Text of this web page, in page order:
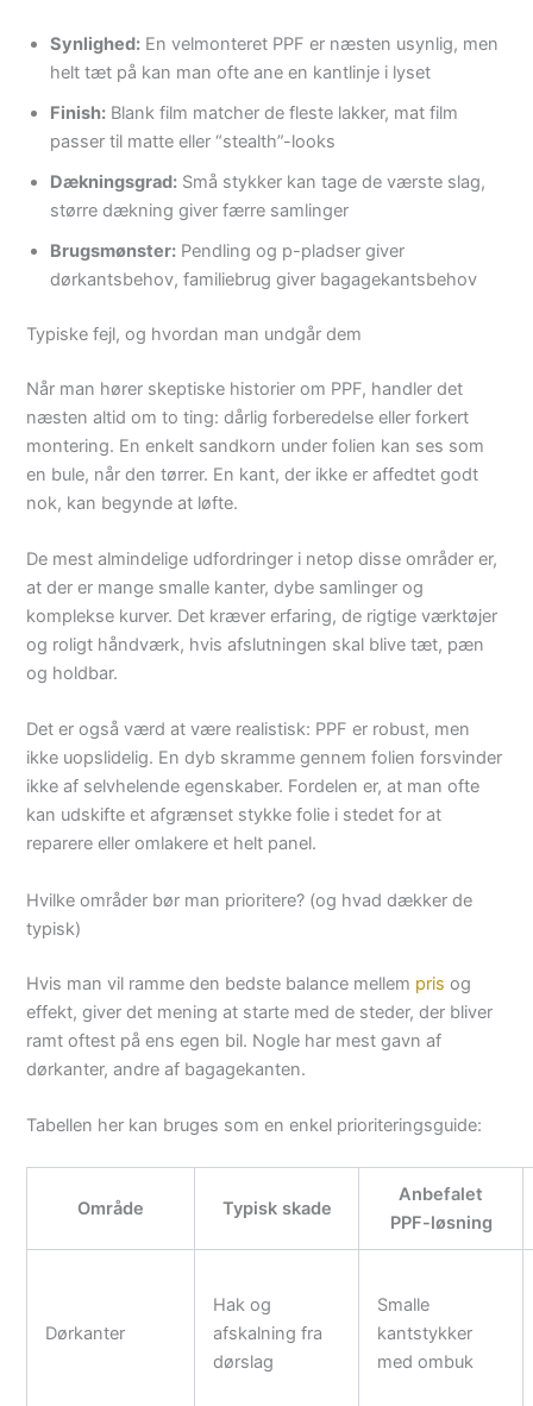
Synlighed: En velmonteret PPF er næsten usynlig, men
helt tæt på kan man ofte ane en kantlinje i lyset
Finish: Blank film matcher de fleste lakker, mat film
passer til matte eller “stealth”-looks
Dækningsgrad: Små stykker kan tage de værste slag,
større dækning giver færre samlinger
Brugsmønster: Pendling og p-pladser giver
dørkantsbehov, familiebrug giver bagagekantsbehov
Typiske fejl, og hvordan man undgår dem
Når man hører skeptiske historier om PPF, handler det
næsten altid om to ting: dårlig forberedelse eller forkert
montering. En enkelt sandkorn under folien kan ses som
en bule, når den tørrer. En kant, der ikke er affedtet godt
nok, kan begynde at løfte.
De mest almindelige udfordringer i netop disse områder er,
at der er mange smalle kanter, dybe samlinger og
komplekse kurver. Det kræver erfaring, de rigtige værktøjer
og roligt håndværk, hvis afslutningen skal blive tæt, pæn
og holdbar.
Det er også værd at være realistisk: PPF er robust, men
ikke uopslidelig. En dyb skramme gennem folien forsvinder
ikke af selvhelende egenskaber. Fordelen er, at man ofte
kan udskifte et afgrænset stykke folie i stedet for at
reparere eller omlakere et helt panel.
Hvilke områder bør man prioritere? (og hvad dækker de
typisk)
Hvis man vil ramme den bedste balance mellem pris og
effekt, giver det mening at starte med de steder, der bliver
ramt oftest på ens egen bil. Nogle har mest gavn af
dørkanter, andre af bagagekanten.
Tabellen her kan bruges som en enkel prioriteringsguide:
Område Typisk skade
Anbefalet
PPF-løsning
Dørkanter
Hak og
afskalning fra
dørslag
Smalle
kantstykker
med ombuk